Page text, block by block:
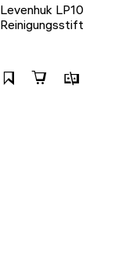
Levenhuk LP10
Reinigungsstift